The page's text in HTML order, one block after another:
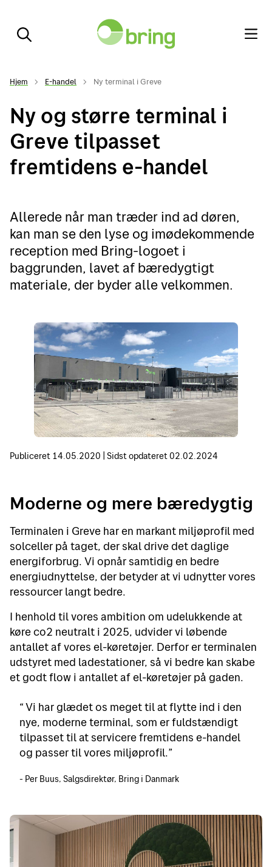
Hjem E-handel Ny terminal i Greve
Ny og større terminal i
Greve tilpasset
fremtidens e-handel
Allerede når man træder ind ad døren,
kan man se den lyse og imødekommende
reception med Bring-logoet i
baggrunden, lavet af bæredygtigt
materiale, der byder alle velkommen.
Publiceret 14.05.2020 Sidst opdateret02.02.2024
Moderne og mere bæredygtig
Terminalen i Greve har en markant miljøprofil med
solceller på taget, der skal drive det daglige
energiforbrug. Vi opnår samtidig en bedre
energiudnyttelse, der betyder at vi udnytter vores
ressourcer langt bedre.
I henhold til vores ambition om udelukkende at
køre co2 neutralt i 2025, udvider vi løbende
antallet af vores el-køretøjer. Derfor er terminalen
udstyret med ladestationer, så vi bedre kan skabe
et godt flow i antallet af el-køretøjer på gaden.
Vi har glædet os meget til at flytte ind i den
nye, moderne terminal, som er fuldstændigt
tilpasset til at servicere fremtidens e-handel
og passer til vores miljøprofil.
Per Buus, Salgsdirektør, Bring i Danmark